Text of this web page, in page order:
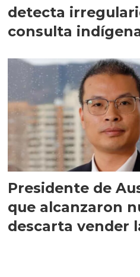
detecta
consulta
Presidente de
que alcanzaron
descarta vender